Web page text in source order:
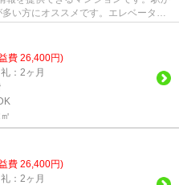
い方にオススメです。エレベーター
費 26,400円)
：2ヶ月
費 26,400円)
：2ヶ月